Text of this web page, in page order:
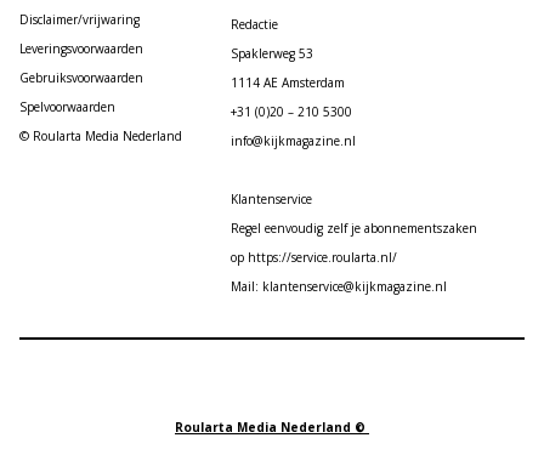
Disclaimer/vrijwaring
Leveringsvoorwaarden
Gebruiksvoorwaarden
Spelvoorwaarden
© Roularta Media Nederland
Redactie
Spaklerweg 53
1114 AE Amsterdam
+31 (0)20 – 210 5300
info@kijkmagazine.nl
Klantenservice
Regel eenvoudig zelf je abonnementszaken
op https://service.roularta.nl/
Mail: klantenservice@kijkmagazine.nl
Roularta Media Nederland ©